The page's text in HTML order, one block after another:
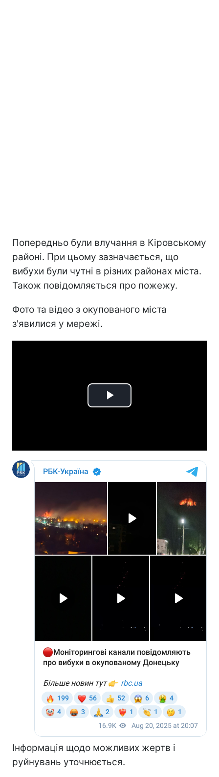
Попередньо були влучання в Кіровському
районі. При цьому зазначається, що
вибухи були чутні в різних районах міста.
Також повідомляється про пожежу.
Фото та відео з окупованого міста
з'явилися у мережі.
Play
Інформація щодо можливих жертв і
руйнувань уточнюється.